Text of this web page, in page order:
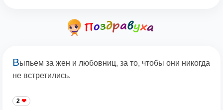
Выпьем за жен и любовниц, за то, чтобы они никогда
не встретились.
2